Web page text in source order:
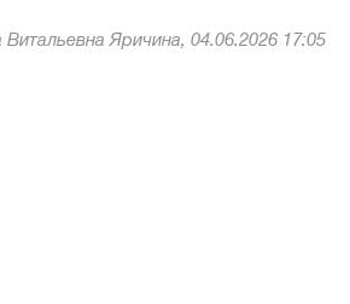
Яричина, 04.06.2026 17:05